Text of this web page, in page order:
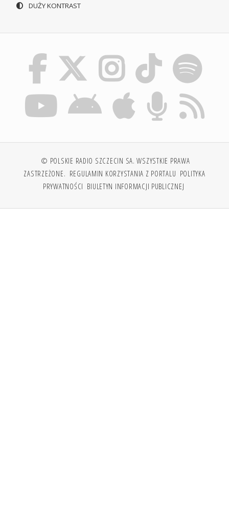
DUŻY KONTRAST
© POLSKIE RADIO SZCZECIN SA. WSZYSTKIE PRAWA
ZASTRZEŻONE. REGULAMIN KORZYSTANIA Z PORTALU POLITYKA
PRYWATNOŚCI BIULETYN INFORMACJI PUBLICZNEJ